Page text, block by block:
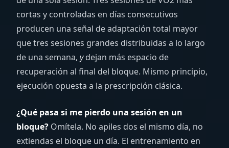
cortas y controladas en días consecutivos
producen una señal de adaptación total mayor
que tres sesiones grandes distribuidas a lo largo
de una semana, ydejan más espacio de
recuperación al final del bloque. Mismo principio,
ejecución opuesta a la prescripción clásica.
¿Qué pasa si me pierdo una sesión en un
bloque? Omítela. No apiles dos el mismo día, no
extiendas el bloque un día. El entrenamiento en